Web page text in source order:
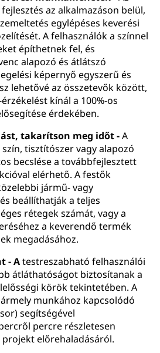
az alkalmazáson belül,
egylépéses keverési
A felhasználók a színnel
építhetnek fel, és
alapozó és átlátszó
képernyő egyszerű és
lehetővé az összetevők között,
kínál a 100%-os
érdekében.
takarítson meg időt -A
tisztítószer vagy alapozó
becslése a továbbfejlesztett
elérhető. A festők
jármű- vagy
beállíthatják a teljes
rétegek számát, vagy a
a keverendő termék
megadásához.
- Atestreszabható felhasználói
átláthatóságot biztosítanak a
körök tekintetében. A
munkához kapcsolódó
segítségével
percre részletesen
előrehaladásáról.